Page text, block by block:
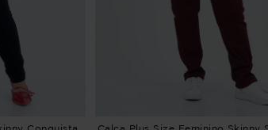
Conquista Calça Plus Size Feminino Skinny